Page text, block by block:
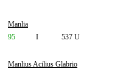
Manlia
95
I 537 U
Manlius Acilius Glabrio